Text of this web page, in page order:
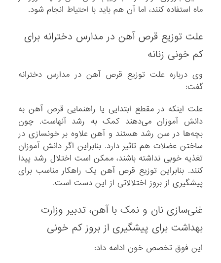
ماه استفاده کنند، اما آن هم باید با احتیاط انجام شود.
علت توزیع قرص آهن در مدارس دخترانه برای
کم خونی زنانه
وی درباره علت توزیع قرص آهن در مدارس دخترانه
گفت:
علت اینکه در مقطع ابتدایی یا راهنمایی قرص آهن به
دانش آموزان می‌دهند کمک به رشد آنهاست. چون
بچه‌ها در سن رشد هستند و آهن علاوه بر خونسازی در
ساختن عضلات هم تاثیر دارد. بنابراین اگر دانش آموزان
تغذیه خوبی نداشته باشند، ممکن است اختلال رشد پیدا
کنند. بنابراین توزیع قرص آهن یک راهکار مناسب برای
پیشگیری از بروز اختلالاتی از این دست است.
غنی‌سازی نان و نمک با آهن، تدبیر وزارت
بهداشت برای پیشگیری از بروز کم خونی
این فوق تخصص خون ادامه داد: